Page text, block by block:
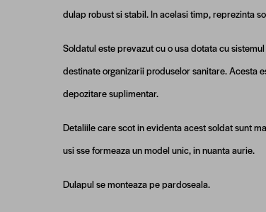
dulap robust si stabil. In acelasi timp, reprezinta
Soldatul este prevazut cu o usa dotata cu
destinate organizarii produselor sanitare. Acesta
depozitare suplimentar.
Detaliile care scot in evidenta acest soldat sunt
usi sse formeaza un model unic, in nuanta aurie.
Dulapul se monteaza pe pardoseala.